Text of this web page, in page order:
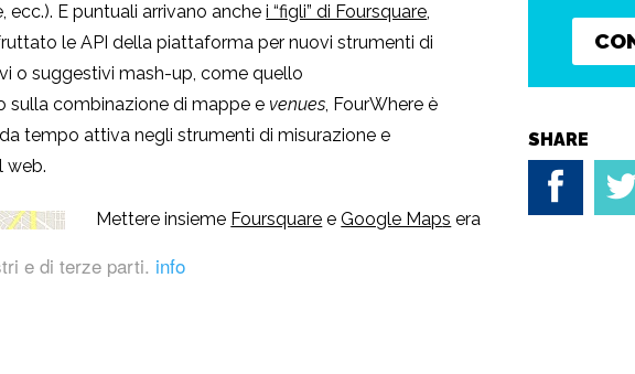
e di terze parti. info
ecc.). E puntuali arrivano anchei “figli” di Foursquare,
le API della piattaforma per nuovi strumenti di
o suggestivi mash-up, come quello
sulla combinazione di mappe e venues, FourWhere è
tempo attiva negli strumenti di misurazione e
web.
Mettere insieme Foursquare eGoogle Maps era
realizzato fa già un bell’effetto.
SHARE